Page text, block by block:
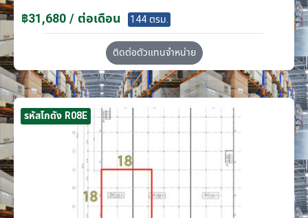
฿31,680 / ต่อเดือน 144 ตรม.
ติดต่อตัวแทนจำหน่าย
รหัสโกดัง R08E